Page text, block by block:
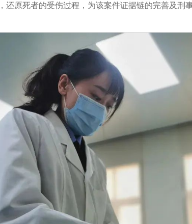
还原死者的受伤过程，为该案件证据链的完善及刑